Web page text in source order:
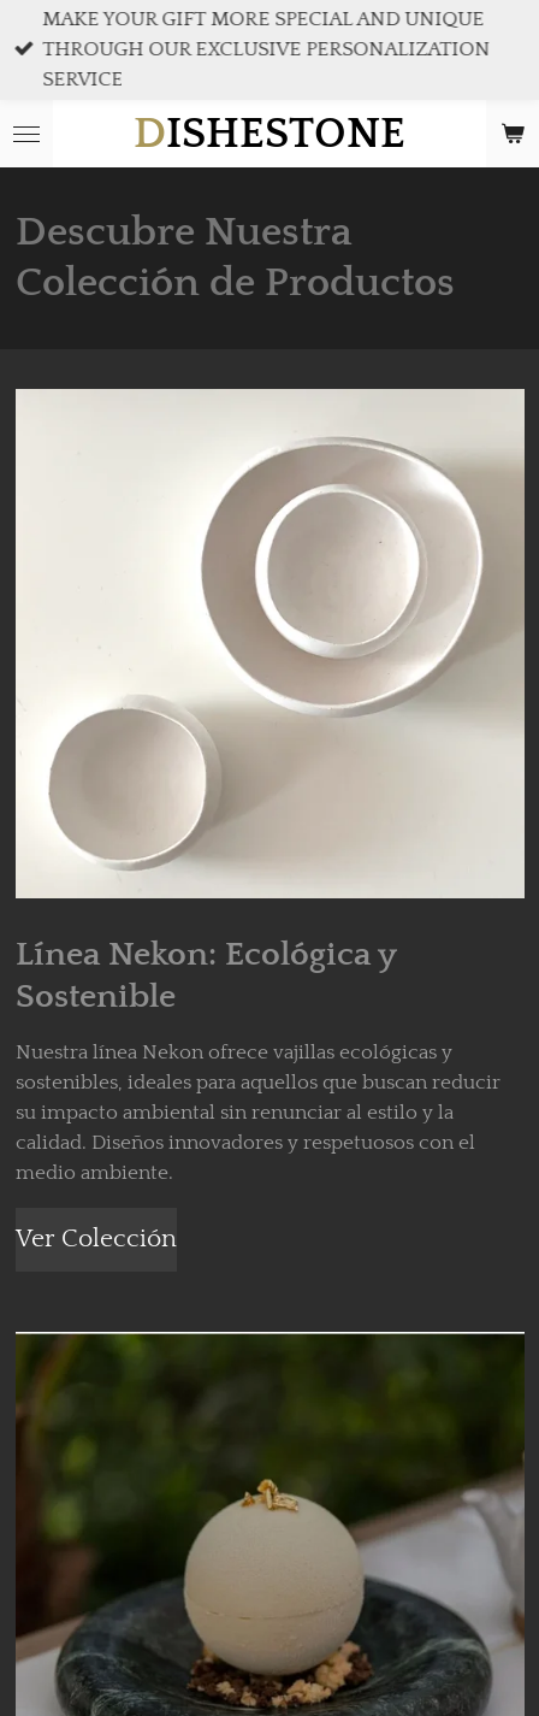
al
contenido
DISHESTONE
MAKE YOUR GIFT MORE SPECIAL AND UNIQUE
THROUGH OUR EXCLUSIVE PERSONALIZATION
SERVICE
Descubre Nuestra
Colección de Productos
Línea Nekon: Ecológica y
Sostenible
Nuestra línea Nekon ofrece vajillas ecológicas y
sostenibles, ideales para aquellos que buscan reducir
su impacto ambiental sin renunciar al estilo y la
calidad. Diseños innovadores y respetuosos con el
medio ambiente.
Ver Colección